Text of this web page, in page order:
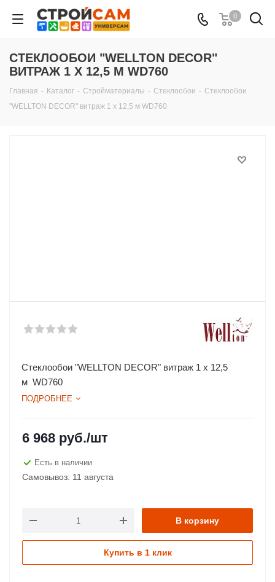
0
СТЕКЛООБОИ "WELLTON DECOR"
ВИТРАЖ 1 Х 12,5 М WD760
Главная - Каталог - Стройматериалы - Стеклообои - Стеклообои
"WELLTON DECOR" витраж 1 х 12,5 м WD760
Стеклообои "WELLTON DECOR" витраж 1 х 12,5
м WD760
ПОДРОБНЕЕ
6 968 руб./шт
Есть в наличии
Самовывоз: 11 августа
В корзину
Купить в 1 клик